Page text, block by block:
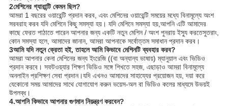
2মেশিনের গ্যারান্টি কেমন ছিল?
আমরা 1 বছরের ওয়ারেন্টি প্রদান করব, এবং মেশিনের ওয়ারেন্টি সময়ের মধ্যে বিনামূল্যে অংশ
সরবরাহ করব যদি মেশিনে কিছু সমস্যা হয়। যদি মেশিনে সমস্যা হয়,আপনি এটি আমাদের
কাছে ফেরত পাঠাতে পারেন আপনার জন্য একটি নতুন মেশিন / অংশ পুনরায় ইস্যু করতেসুতরাং,
কোন সমস্যা হলে, আমাদের জানান, আমরা আপনাকে সর্বোত্তম সমাধান প্রদান করব।
3আমি যদি নতুন ক্রেতা হই, তাহলে আমি কিভাবে মেশিনটি ব্যবহার করব?
আমরা আপনার কেনা মেশিনের জন্য ইংরেজি ((বা অন্যান্য ভাষায়) ম্যানুয়াল এবং ভিডিও
প্রদান করবে। সফটওয়্যার শিক্ষণ ভিডিও সঙ্গে শিখতে সহজ, এছাড়াও আমরা বিনামূল্যে
অনলাইন প্রশিক্ষণ সেবা প্রদান।যদি এখনও আমাদের সাহায্যের প্রয়োজন হয়, দয়া করে
যেকোনো সময় আমাদের সাথে যোগাযোগ করুন ভয়েস-অল বা ভিডিও কলের মাধ্যমে উভয়ই
উপলব্ধ।
4.আপনি কিভাবে আপনার গুণমান নিয়ন্ত্রণ করবেন?